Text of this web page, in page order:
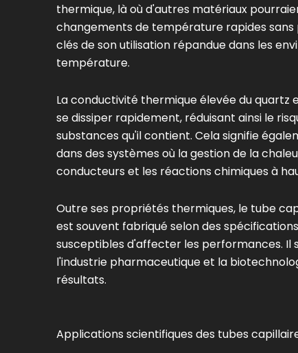
thermique, là où d'autres matériaux
changements de température rapides
clés de son utilisation répandue dans les
température.
La conductivité thermique élevée du
se dissiper rapidement, réduisant ainsi le
substances qu'il contient. Cela signifie
dans des systèmes où la gestion de la
conducteurs et les réactions chimiques à
Outre ses propriétés thermiques, le tube
est souvent fabriqué selon des
susceptibles d'affecter les performances. Il
l'industrie pharmaceutique et la
résultats.
Applications scientifiques des tubes